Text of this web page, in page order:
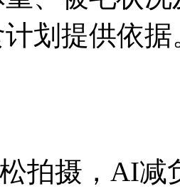
计划提供依
拍摄，AI